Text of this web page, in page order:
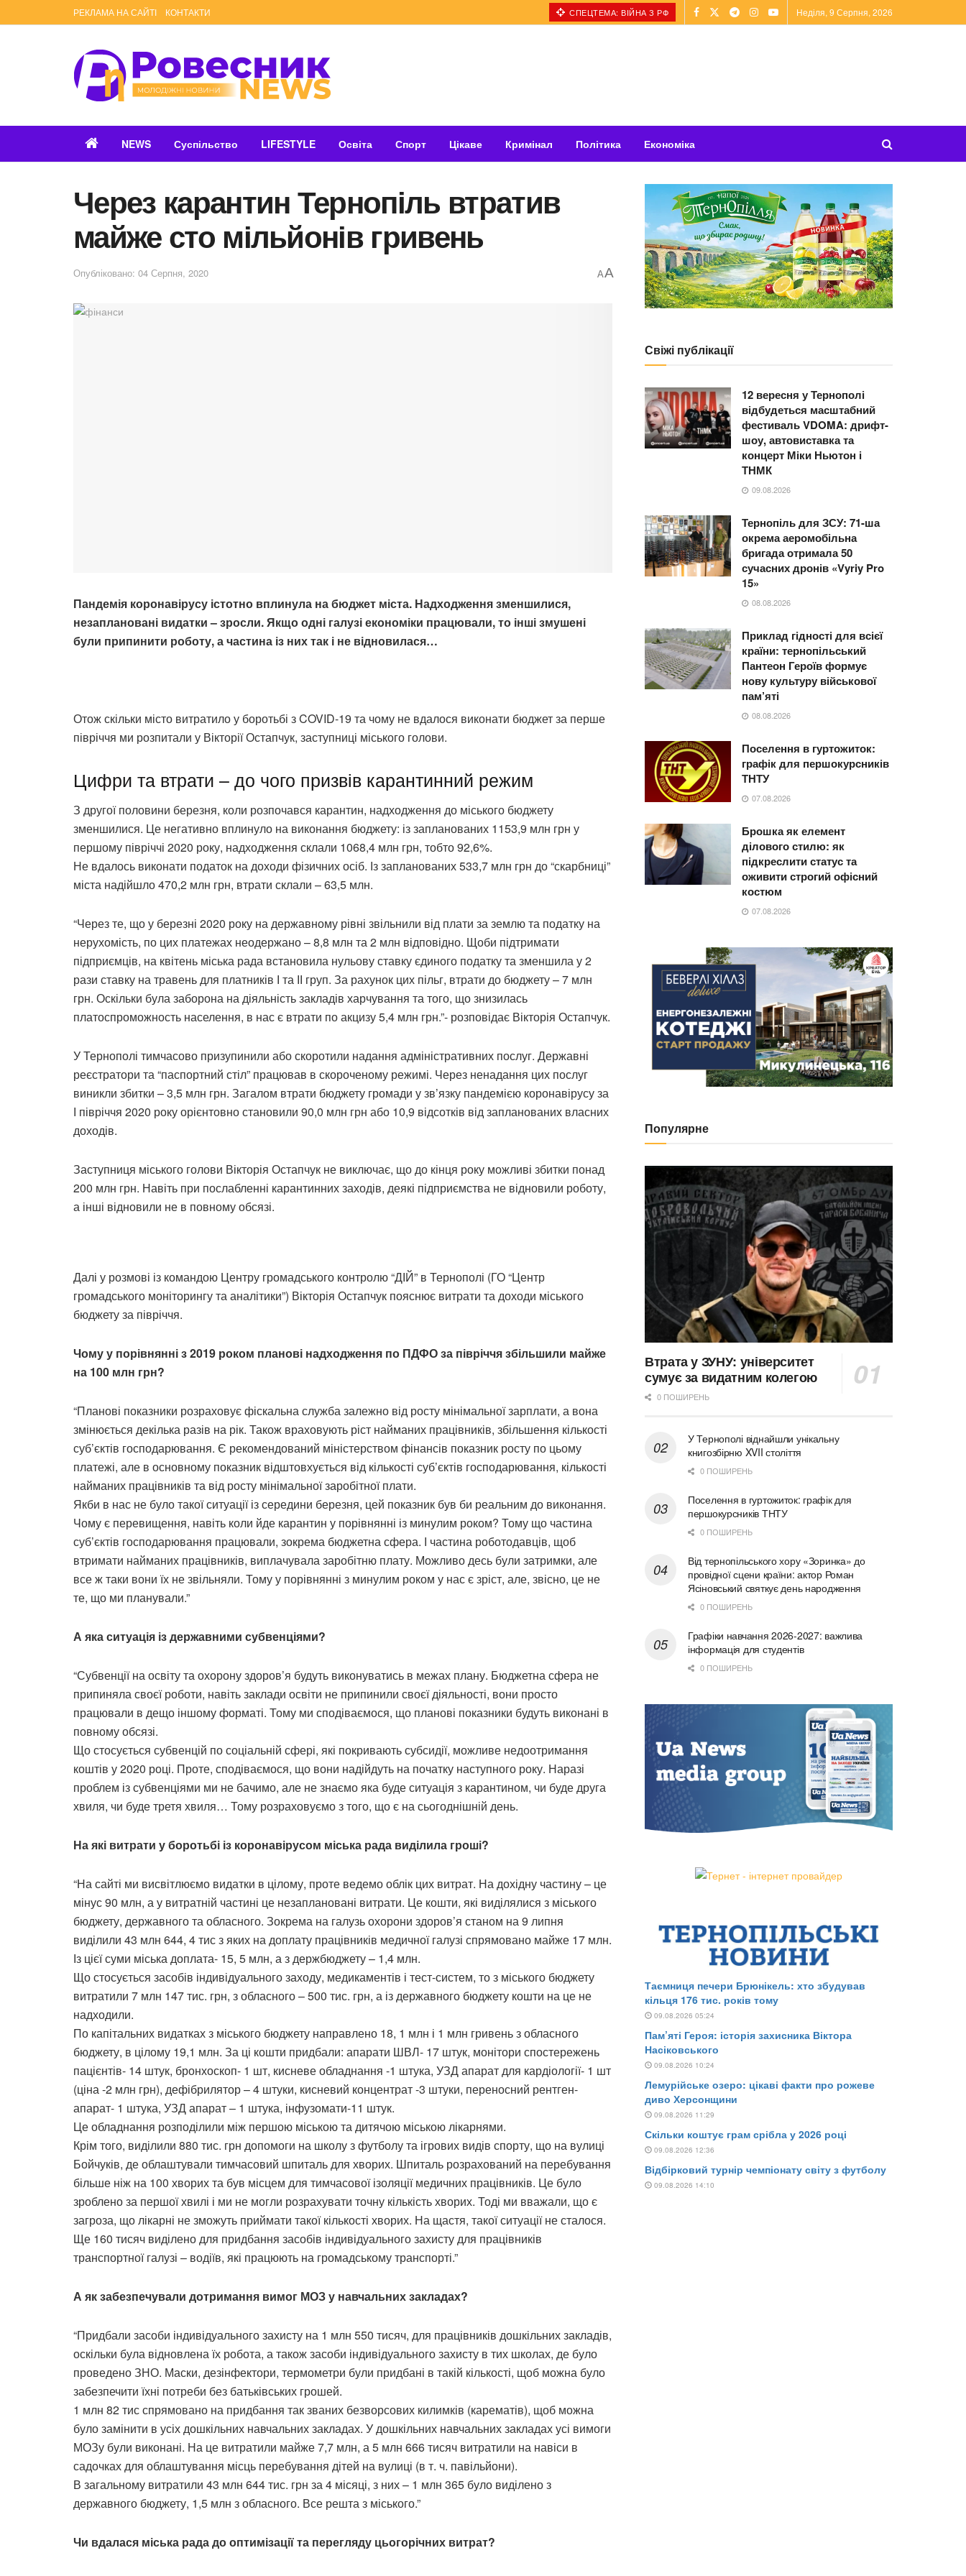
РЕКЛАМА НА САЙТІ КОНТАКТИ СПЕЦТЕМА: ВІЙНА З РФ Неділя, 9 Серпня, 2026
NEWS Суспільство LIFESTYLE Освіта Спорт Цікаве Кримінал Політика Економіка
Через карантин Тернопіль втратив
майже сто мільйонів гривень
Опубліковано: 04 Серпня, 2020 AA
Пандемія коронавірусу істотно вплинула на бюджет міста. Надходження зменшилися,
незаплановані видатки – зросли. Якщо одні галузі економіки працювали, то інші змушені
були припинити роботу, а частина із них так і не відновилася…
Отож скільки місто витратило у боротьбі з COVID-19 та чому не вдалося виконати бюджет за перше
півріччя ми розпитали у Вікторії Остапчук, заступниці міського голови.
Цифри та втрати – до чого призвів карантинний режим
З другої половини березня, коли розпочався карантин, надходження до міського бюджету
зменшилися. Це негативно вплинуло на виконання бюджету: із запланованих 1153,9 млн грн у
першому півріччі 2020 року, надходження склали 1068,4 млн грн, тобто 92,6%.
Не вдалось виконати податок на доходи фізичних осіб. Із запланованих 533,7 млн грн до “скарбниці”
міста надійшло 470,2 млн грн, втрати склали – 63,5 млн.
“Через те, що у березні 2020 року на державному рівні звільнили від плати за землю та податку на
нерухомість, по цих платежах неодержано – 8,8 млн та 2 млн відповідно. Щоби підтримати
підприємців, на квітень міська рада встановила нульову ставку єдиного податку та зменшила у 2
рази ставку на травень для платників І та ІІ груп. За рахунок цих пільг, втрати до бюджету – 7 млн
грн. Оскільки була заборона на діяльність закладів харчування та того, що знизилась
платоспроможность населення, в нас є втрати по акцизу 5,4 млн грн.”- розповідає Вікторія Остапчук.
У Тернополі тимчасово призупинили або скоротили надання адміністративних послуг. Державні
реєстратори та “паспортний стіл” працював в скороченому режимі. Через ненадання цих послуг
виникли збитки – 3,5 млн грн. Загалом втрати бюджету громади у зв’язку пандемією коронавірусу за
І півріччя 2020 року орієнтовно становили 90,0 млн грн або 10,9 відсотків від запланованих власних
доходів.
Заступниця міського голови Вікторія Остапчук не виключає, що до кінця року можливі збитки понад
200 млн грн. Навіть при послабленні карантинних заходів, деякі підприємства не відновили роботу,
а інші відновили не в повному обсязі.
Далі у розмові із командою Центру громадського контролю “ДІЙ” в Тернополі (ГО “Центр
громадського моніторингу та аналітики”) Вікторія Остапчук пояснює витрати та доходи міського
бюджету за півріччя.
Чому у порівнянні з 2019 роком планові надходження по ПДФО за півріччя збільшили майже
на 100 млн грн?
“Планові показники розраховує фіскальна служба залежно від росту мінімальної зарплати, а вона
змінюється декілька разів на рік. Також враховують ріст найманих працівників, збільшення кількості
суб’єктів господарювання. Є рекомендований міністерством фінансів показник росту по цьому
платежі, але в основному показник відштовхується від кількості суб’єктів господарювання, кількості
найманих працівників та від росту мінімальної заробітної плати.
Якби в нас не було такої ситуації із середини березня, цей показник був би реальним до виконання.
Чому є перевищення, навіть коли йде карантин у порівнянні із минулим роком? Тому що частина
суб’єктів господарювання працювали, зокрема бюджетна сфера. І частина роботодавців, щоб
втримати найманих працівників, виплачувала заробітню плату. Можливо десь були затримки, але
все ж таки вони їх не звільняли. Тому у порівнянні з минулим роком у нас є зріст, але, звісно, це не
те, що ми планували.”
А яка ситуація із державними субвенціями?
“Субвенції на освіту та охорону здоров’я будуть виконуватись в межах плану. Бюджетна сфера не
припиняла своєї роботи, навіть заклади освіти не припинили своєї діяльності, вони просто
працювали в дещо іншому форматі. Тому ми сподіваємося, що планові показники будуть виконані в
повному обсязі.
Що стосується субвенцій по соціальній сфері, які покривають субсидії, можливе недоотримання
коштів у 2020 році. Проте, сподіваємося, що вони надійдуть на початку наступного року. Наразі
проблем із субвенціями ми не бачимо, але не знаємо яка буде ситуація з карантином, чи буде друга
хвиля, чи буде третя хвиля… Тому розраховуємо з того, що є на сьогоднішній день.
На які витрати у боротьбі із коронавірусом міська рада виділила гроші?
“На сайті ми висвітлюємо видатки в цілому, проте ведемо облік цих витрат. На дохідну частину – це
мінус 90 млн, а у витратній частині це незаплановані витрати. Це кошти, які виділялися з міського
бюджету, державного та обласного. Зокрема на галузь охорони здоров’я станом на 9 липня
виділили 43 млн 644, 4 тис з яких на доплату працівників медичної галузі спрямовано майже 17 млн.
Із цієї суми міська доплата- 15, 5 млн, а з держбюджету – 1,4 млн.
Що стосується засобів індивідуального заходу, медикаментів і тест-систем, то з міського бюджету
витратили 7 млн 147 тис. грн, з обласного – 500 тис. грн, а із державного бюджету кошти на це не
надходили.
По капітальних видатках з міського бюджету направлено 18, 1 млн і 1 млн гривень з обласного
бюджету, в цілому 19,1 млн. За ці кошти придбали: апарати ШВЛ- 17 штук, монітори спостережень
пацієнтів- 14 штук, бронхоскоп- 1 шт, кисневе обладнання -1 штука, УЗД апарат для кардіології- 1 шт
(ціна -2 млн грн), дефібрилятор – 4 штуки, кисневий концентрат -3 штуки, переносний рентген-
апарат- 1 штука, УЗД апарат – 1 штука, інфузомати-11 штук.
Це обладнання розподілили між першою міською та дитячою міською лікарнями.
Крім того, виділили 880 тис. грн допомоги на школу з футболу та ігрових видів спорту, що на вулиці
Бойчуків, де облаштували тимчасовий шпиталь для хворих. Шпиталь розрахований на перебування
більше ніж на 100 хворих та був місцем для тимчасової ізоляції медичних працівників. Це було
зроблено за першої хвилі і ми не могли розрахувати точну кількість хворих. Тоді ми вважали, що є
загроза, що лікарні не зможуть приймати такої кількості хворих. На щастя, такої ситуації не сталося.
Ще 160 тисяч виділено для придбання засобів індивідуального захисту для працівників
транспортної галузі – водіїв, які працюють на громадському транспорті.”
А як забезпечували дотримання вимог МОЗ у навчальних закладах?
“Придбали засоби індивідуального захисту на 1 млн 550 тисяч, для працівників дошкільних закладів,
оскільки була відновлена їх робота, а також засоби індивідуального захисту в тих школах, де було
проведено ЗНО. Маски, дезінфектори, термометри були придбані в такій кількості, щоб можна було
забезпечити їхні потреби без батьківських грошей.
1 млн 82 тис спрямовано на придбання так званих безворсових килимків (карематів), щоб можна
було замінити в усіх дошкільних навчальних закладах. У дошкільних навчальних закладах усі вимоги
МОЗу були виконані. На це витратили майже 7,7 млн, а 5 млн 666 тисяч витратили на навіси в
садочках для облаштування місць перебування дітей на вулиці (в т. ч. павільйони).
В загальному витратили 43 млн 644 тис. грн за 4 місяці, з них – 1 млн 365 було виділено з
державного бюджету, 1,5 млн з обласного. Все решта з міського.”
Чи вдалася міська рада до оптимізації та перегляду цьогорічних витрат?
Свіжі публікації
12 вересня у Тернополі
відбудеться масштабний
фестиваль VDOMA: дрифт-
шоу, автовиставка та
концерт Міки Ньютон і
ТНМК
09.08.2026
Тернопіль для ЗСУ: 71-ша
окрема аеромобільна
бригада отримала 50
сучасних дронів «Vyriy Pro
15»
08.08.2026
Приклад гідності для всієї
країни: тернопільський
Пантеон Героїв формує
нову культуру військової
пам’яті
08.08.2026
Поселення в гуртожиток:
графік для першокурсників
ТНТУ
07.08.2026
Брошка як елемент
ділового стилю: як
підкреслити статус та
оживити строгий офісний
костюм
07.08.2026
Популярне
Втрата у ЗУНУ: університет
сумує за видатним колегою
0 ПОШИРЕНЬ
У Тернополі віднайшли унікальну
книгозбірню XVII століття
0 ПОШИРЕНЬ
Поселення в гуртожиток: графік для
першокурсників ТНТУ
0 ПОШИРЕНЬ
Від тернопільського хору «Зоринка» до
провідної сцени країни: актор Роман
Ясіновський святкує день народження
0 ПОШИРЕНЬ
Графіки навчання 2026-2027: важлива
інформація для студентів
0 ПОШИРЕНЬ